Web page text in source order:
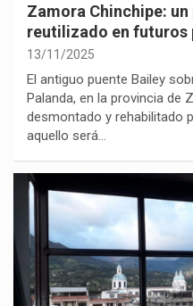
Zamora Chinchipe:
reutilizado en futuros
13/11/2025
El antiguo puente Bailey
Palanda, en la provincia de
desmontado y rehabilitado
aquello será…